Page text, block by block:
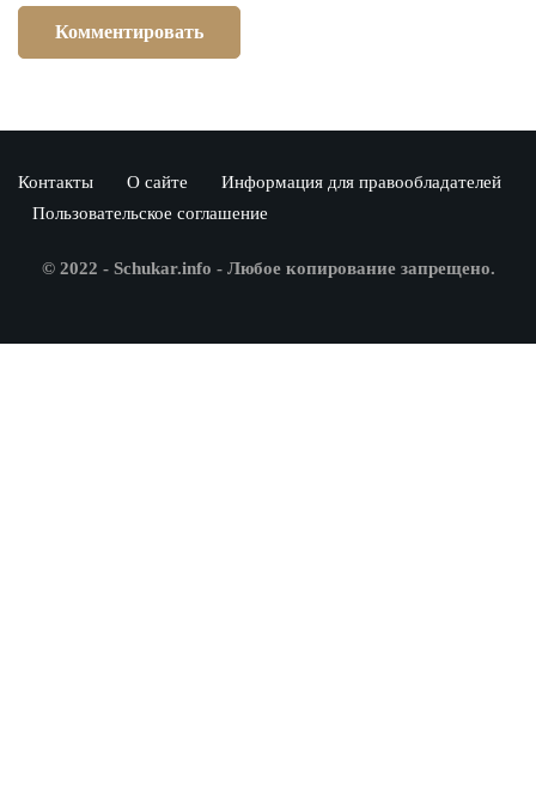
Контакты О сайте
Информация для правообладателей
Пользовательское соглашение
© 2022 - Schukar.info - Любое копирование запрещено.